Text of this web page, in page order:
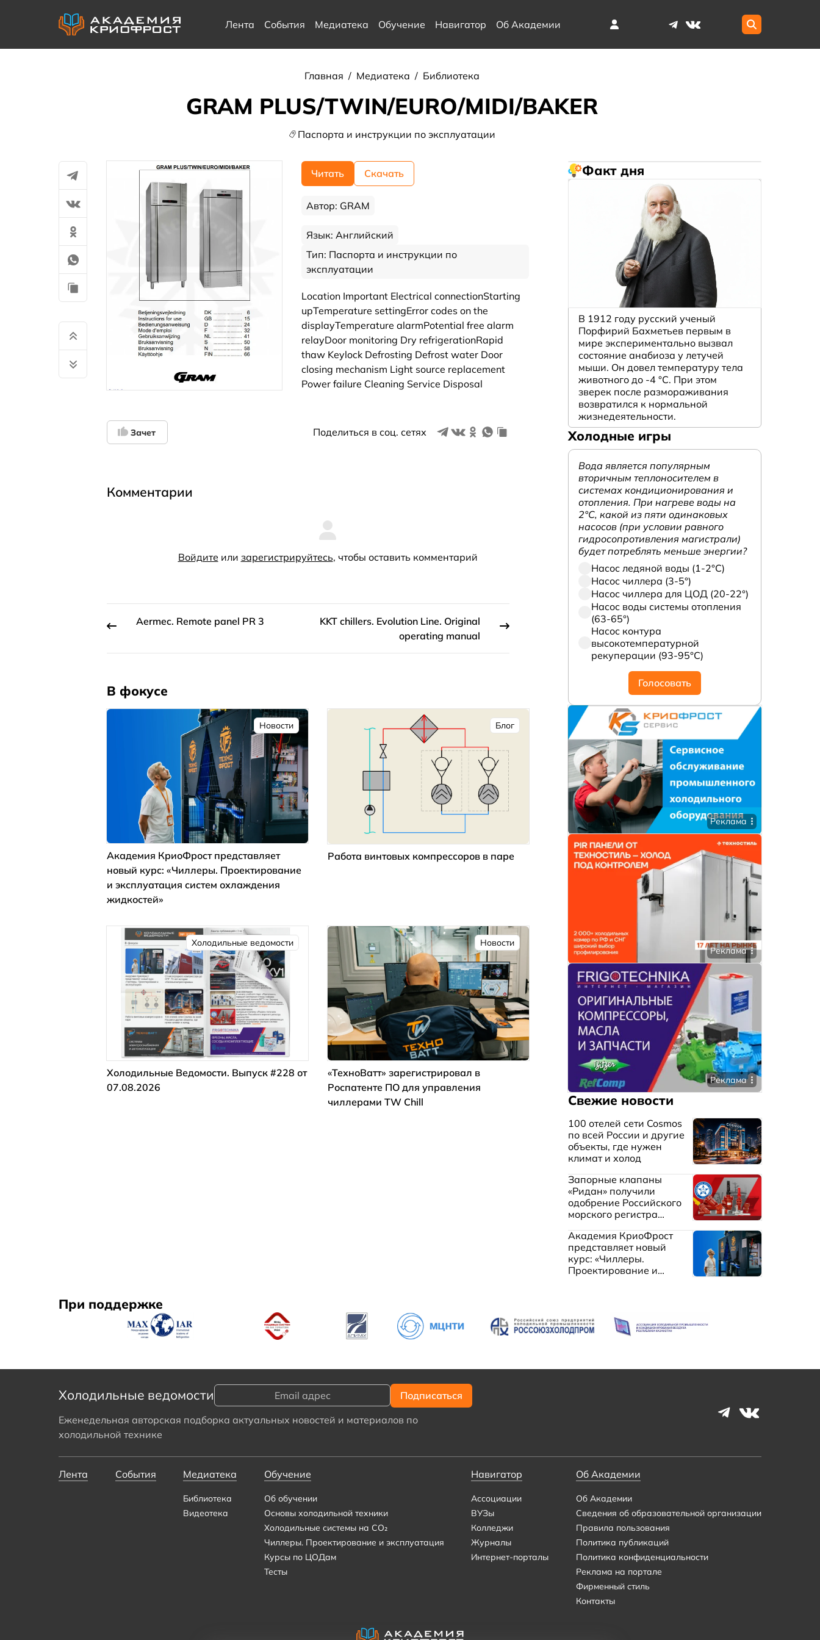
Лента События Медиатека Обучение Навигатор Об Академии
Главная / Медиатека / Библиотека
GRAM PLUS/TWIN/EURO/MIDI/BAKER
Паспорта и инструкции по эксплуатации
Читать Скачать
Автор: GRAM
Язык: Английский
Тип: Паспорта и инструкции по
эксплуатации
Location Important Electrical connectionStarting
upTemperature settingError codes on the
displayTemperature alarmPotential free alarm
relayDoor monitoring Dry refrigerationRapid
thaw Keylock Defrosting Defrost water Door
closing mechanism Light source replacement
Power failure Cleaning Service Disposal
Зачет Поделиться в соц. сетях
Комментарии
Войдите или зарегистрируйтесь, чтобы оставить комментарий
Aermec. Remote panel PR 3
KKT chillers. Evolution Line. Original
operating manual
В фокусе
Новости
Академия КриоФрост представляет
новый курс: «Чиллеры. Проектирование
и эксплуатация систем охлаждения
жидкостей»
Блог
Работа винтовых компрессоров в паре
Холодильные ведомости
Холодильные Ведомости. Выпуск #228 от
07.08.2026
Новости
«ТехноВатт» зарегистрировал в
Роспатенте ПО для управления
чиллерами TW Chill
Факт дня
В 1912 году русский ученый
Порфирий Бахметьев первым в
мире экспериментально вызвал
состояние анабиоза у летучей
мыши. Он довел температуру тела
животного до -4 °C. При этом
зверек после размораживания
возвратился к нормальной
жизнедеятельности.
Холодные игры
Вода является популярным
вторичным теплоносителем в
системах кондиционирования и
отопления. При нагреве воды на
2°С, какой из пяти одинаковых
насосов (при условии равного
гидросопротивления магистрали)
будет потреблять меньше энергии?
Насос ледяной воды (1-2°С)
Насос чиллера (3-5°)
Насос чиллера для ЦОД (20-22°)
Насос воды системы отопления
(63-65°)
Насос контура
высокотемпературной
рекуперации (93-95°С)
Голосовать
Реклама
Реклама
Реклама
Свежие новости
100 отелей сети Cosmos
по всей России и другие
объекты, где нужен
климат и холод
Запорные клапаны
«Ридан» получили
одобрение Российского
морского регистра
Академия КриоФрост
представляет новый
курс: «Чиллеры.
Проектирование и
При поддержке
Холодильные ведомости
Еженедельная авторская подборка актуальных новостей и материалов по
холодильной технике
Лента События Медиатека
Библиотека
Видеотека
Обучение
Об обучении
Основы холодильной техники
Холодильные системы на CO₂
Чиллеры. Проектирование и эксплуатация
Курсы по ЦОДам
Тесты
Навигатор
Ассоциации
ВУЗы
Колледжи
Журналы
Интернет-порталы
Об Академии
Об Академии
Сведения об образовательной организации
Правила пользования
Политика публикаций
Политика конфиденциальности
Реклама на портале
Фирменный стиль
Контакты